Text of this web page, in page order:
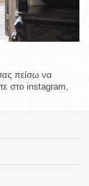
πείσω να
στο instagram,